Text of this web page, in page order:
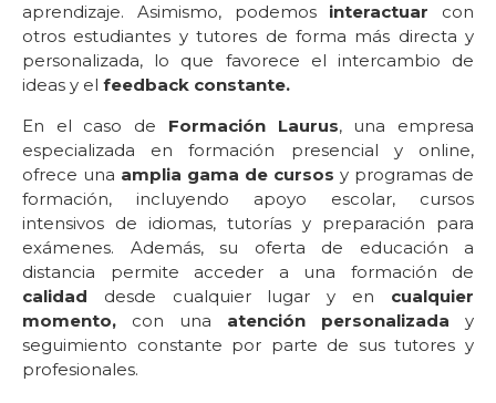
aprendizaje. Asimismo, podemos interactuar con
otros estudiantes y tutores de forma más directa y
personalizada, lo que favorece el intercambio de
ideas y el feedback constante.
En el caso de Formación Laurus, una empresa
especializada en formación presencial y online,
ofrece una amplia gama de cursos y programas de
formación, incluyendo apoyo escolar, cursos
intensivos de idiomas, tutorías y preparación para
exámenes. Además, su oferta de educación a
distancia permite acceder a una formación de
calidad desde cualquier lugar y en cualquier
momento, con una atención personalizada y
seguimiento constante por parte de sus tutores y
profesionales.